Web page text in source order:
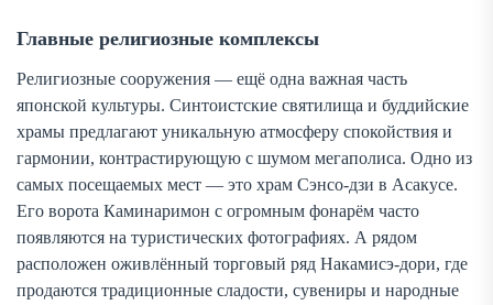
Главные религиозные комплексы
Религиозные сооружения — ещё одна важная часть
японской культуры. Синтоистские святилища и буддийские
храмы предлагают уникальную атмосферу спокойствия и
гармонии, контрастирующую с шумом мегаполиса. Одно из
самых посещаемых мест — это храм Сэнсо-дзи в Асакусе.
Его ворота Каминаримон с огромным фонарём часто
появляются на туристических фотографиях. А рядом
расположен оживлённый торговый ряд Накамисэ-дори, где
продаются традиционные сладости, сувениры и народные